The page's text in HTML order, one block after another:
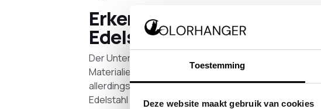
Toestemming
Deze website maakt gebruik van cookies
Erkennt man den
Edelstahl und Stahl?
Der Unterschied zwischen Edelstahl und Stahl ist
Materialien neu sind. Zuerst scheinen sie identisch zu
allerdings eine Weile in Gebrauch waren, entwickeln
Edelstahl intakt bleibt, beginnt der Stahl, braune